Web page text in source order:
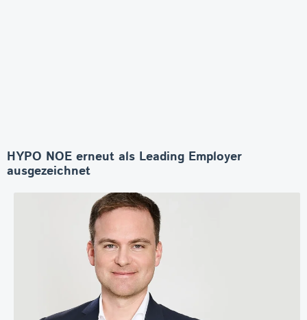
HYPO NOE erneut als Leading Employer
ausgezeichnet